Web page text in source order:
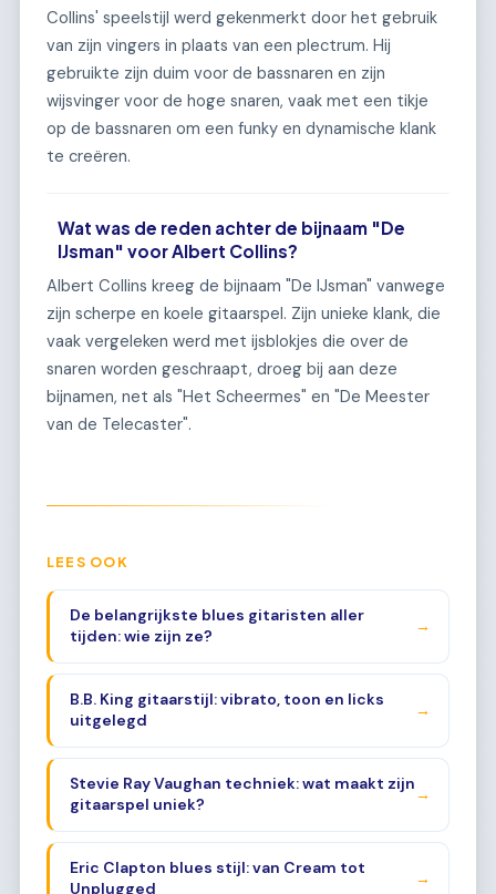
Collins' speelstijl werd gekenmerkt door het gebruik
van zijn vingers in plaats van een plectrum. Hij
gebruikte zijn duim voor de bassnaren en zijn
wijsvinger voor de hoge snaren, vaak met een tikje
op de bassnaren om een funky en dynamische klank
te creëren.
Wat was de reden achter de bijnaam "De
IJsman" voor Albert Collins?
Albert Collins kreeg de bijnaam "De IJsman" vanwege
zijn scherpe en koele gitaarspel. Zijn unieke klank, die
vaak vergeleken werd met ijsblokjes die over de
snaren worden geschraapt, droeg bij aan deze
bijnamen, net als "Het Scheermes" en "De Meester
van de Telecaster".
LEES OOK
De belangrijkste blues gitaristen aller
tijden: wie zijn ze?
→
B.B. King gitaarstijl: vibrato, toon en licks
uitgelegd
→
Stevie Ray Vaughan techniek: wat maakt zijn
gitaarspel uniek?
→
Eric Clapton blues stijl: van Cream tot
Unplugged
→